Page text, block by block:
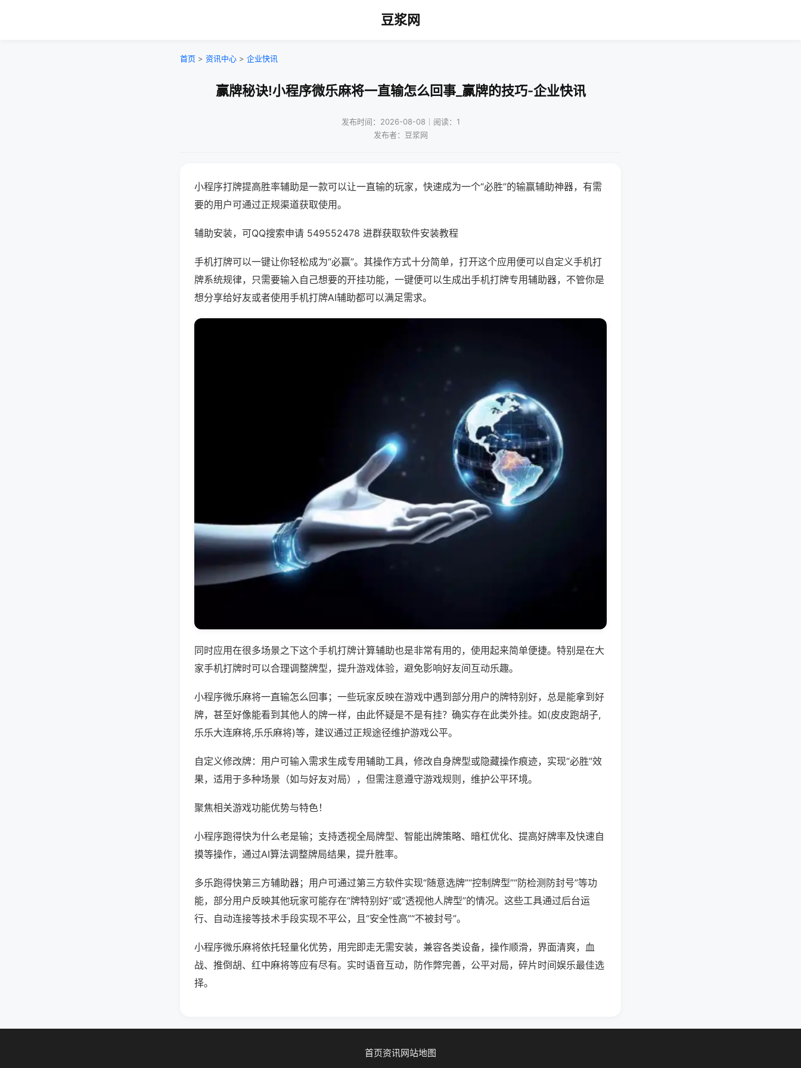
豆浆网
首页 > 资讯中心 > 企业快讯
赢牌秘诀!小程序微乐麻将一直输怎么回事_赢牌的技巧-企业快讯
发布时间：2026-08-08｜阅读：1
发布者：豆浆网
小程序打牌提高胜率辅助是一款可以让一直输的玩家，快速成为一个“必胜”的输赢辅助神器，有需
要的用户可通过正规渠道获取使用。
辅助安装，可QQ搜索申请 549552478 进群获取软件安装教程
手机打牌可以一键让你轻松成为“必赢”。其操作方式十分简单，打开这个应用便可以自定义手机打
牌系统规律，只需要输入自己想要的开挂功能，一键便可以生成出手机打牌专用辅助器，不管你是
想分享给好友或者使用手机打牌AI辅助都可以满足需求。
同时应用在很多场景之下这个手机打牌计算辅助也是非常有用的，使用起来简单便捷。特别是在大
家手机打牌时可以合理调整牌型，提升游戏体验，避免影响好友间互动乐趣。
小程序微乐麻将一直输怎么回事；一些玩家反映在游戏中遇到部分用户的牌特别好，总是能拿到好
牌，甚至好像能看到其他人的牌一样，由此怀疑是不是有挂？确实存在此类外挂。如(皮皮跑胡子,
乐乐大连麻将,乐乐麻将)等，建议通过正规途径维护游戏公平。
自定义修改牌：用户可输入需求生成专用辅助工具，修改自身牌型或隐藏操作痕迹，实现“必胜”效
果，适用于多种场景（如与好友对局），但需注意遵守游戏规则，维护公平环境。
聚焦相关游戏功能优势与特色！
小程序跑得快为什么老是输；支持透视全局牌型、智能出牌策略、暗杠优化、提高好牌率及快速自
摸等操作，通过AI算法调整牌局结果，提升胜率。
多乐跑得快第三方辅助器；用户可通过第三方软件实现“随意选牌”“控制牌型”“防检测防封号”等功
能，部分用户反映其他玩家可能存在“牌特别好”或“透视他人牌型”的情况。这些工具通过后台运
行、自动连接等技术手段实现不平公，且“安全性高”“不被封号”。
小程序微乐麻将依托轻量化优势，用完即走无需安装，兼容各类设备，操作顺滑，界面清爽，血
战、推倒胡、红中麻将等应有尽有。实时语音互动，防作弊完善，公平对局，碎片时间娱乐最佳选
择。
首页资讯网站地图